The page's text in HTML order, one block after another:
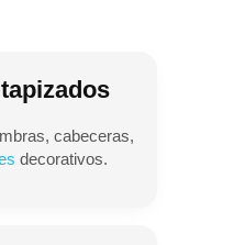
cabeceras,
decorativos.